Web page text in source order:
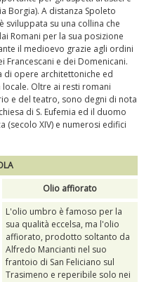
Borgia). A distanza Spoleto
sviluppata su una collina che
Romani per la sua posizione
il medioevo grazie agli ordini
e dei Domenicani.
di opere architettoniche ed
Oltre ai resti romani
e del teatro, sono degni di nota
di S. Eufemia ed il duomo
(secolo XIV) e numerosi edifici
Olio affiorato
L'olio umbro è famoso per la
sua qualità eccelsa, ma l'olio
affiorato, prodotto soltanto da
Alfredo Mancianti nel suo
frantoio di San Feliciano sul
Trasimeno e reperibile solo nei